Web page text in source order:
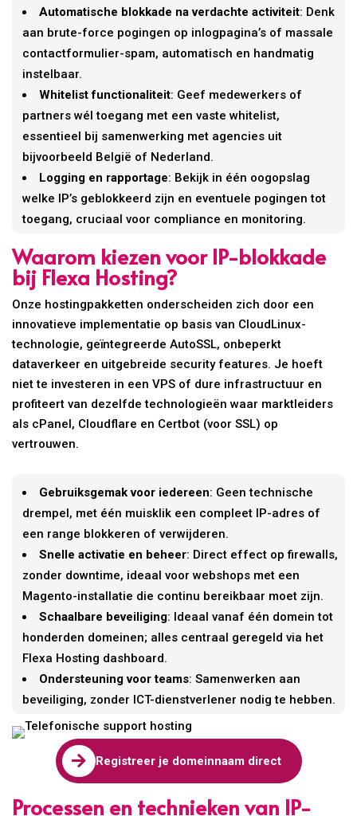
Automatische blokkade na verdachte activiteit: Denk
aan brute-force pogingen op inlogpagina’s of massale
contactformulier-spam, automatisch en handmatig
instelbaar.
Whitelist functionaliteit: Geef medewerkers of
partners wél toegang met een vaste whitelist,
essentieel bij samenwerking met agencies uit
bijvoorbeeld België of Nederland.
Logging en rapportage: Bekijk in één oogopslag
welke IP’s geblokkeerd zijn en eventuele pogingen tot
toegang, cruciaal voor compliance en monitoring.
Waarom kiezen voor IP-blokkade
bij Flexa Hosting?
Onze hostingpakketten onderscheiden zich door een
innovatieve implementatie op basis van CloudLinux-
technologie, geïntegreerde AutoSSL, onbeperkt
dataverkeer en uitgebreide security features. Je hoeft
niet te investeren in een VPS of dure infrastructuur en
profiteert van dezelfde technologieën waar marktleiders
als cPanel, Cloudflare en Certbot (voor SSL) op
vertrouwen.
Gebruiksgemak voor iedereen: Geen technische
drempel, met één muisklik een compleet IP-adres of
een range blokkeren of verwijderen.
Snelle activatie en beheer: Direct effect op firewalls,
zonder downtime, ideaal voor webshops met een
Magento-installatie die continu bereikbaar moet zijn.
Schaalbare beveiliging: Ideaal vanaf één domein tot
honderden domeinen; alles centraal geregeld via het
Flexa Hosting dashboard.
Ondersteuning voor teams: Samenwerken aan
beveiliging, zonder ICT-dienstverlener nodig te hebben.
 Registreer je domeinnaam direct
Processen en technieken van IP-